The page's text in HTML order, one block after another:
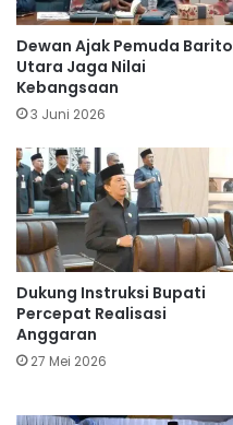
Dewan Ajak Pemuda Barito
Utara Jaga Nilai
Kebangsaan
3 Juni 2026
Dukung Instruksi Bupati
Percepat Realisasi
Anggaran
27 Mei 2026